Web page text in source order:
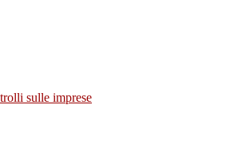
sulle imprese